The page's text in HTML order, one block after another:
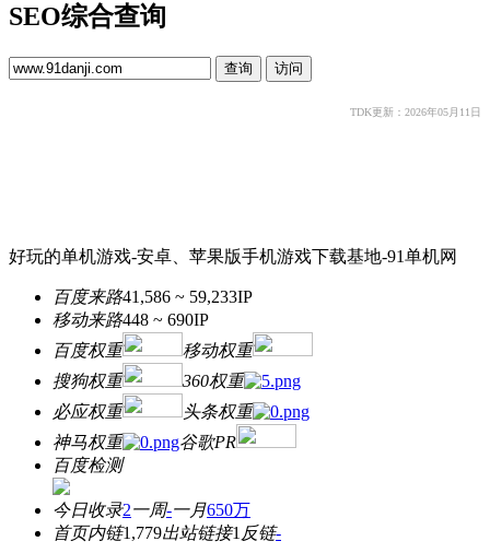
SEO综合查询
TDK更新：2026年05月11日
好玩的单机游戏-安卓、苹果版手机游戏下载基地-91单机网
百度来路41,586 ~ 59,233IP
移动来路448 ~ 690IP
百度权重
移动权重
搜狗权重
360权重
必应权重
头条权重
神马权重
谷歌PR
百度检测
今日收录2一周-一月650万
首页内链1,779出站链接1 反链-